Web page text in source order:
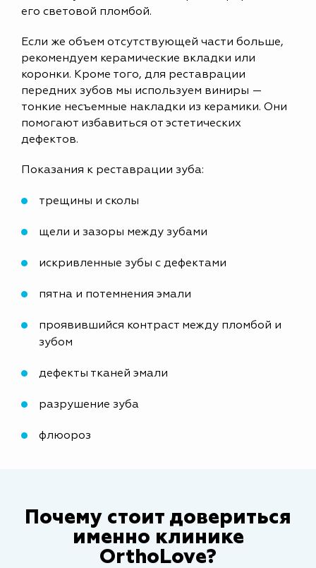
его световой пломбой.
Если же объем отсутствующей части больше,
рекомендуем керамические вкладки или
коронки. Кроме того, для реставрации
передних зубов мы используем виниры —
тонкие несъемные накладки из керамики. Они
помогают избавиться от эстетических
дефектов.
Показания к реставрации зуба:
трещины и сколы
щели и зазоры между зубами
искривленные зубы с дефектами
пятна и потемнения эмали
проявившийся контраст между пломбой и
зубом
дефекты тканей эмали
разрушение зуба
флюороз
Почему стоит довериться
именно клинике
OrthoLove?